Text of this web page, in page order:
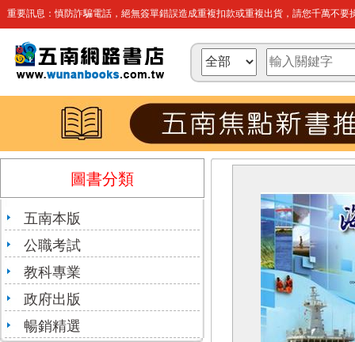
重要訊息：慎防詐騙電話，絕無簽單錯誤造成重複扣款或重複出貨，請您千萬不要
圖書分類
五南本版
公職考試
教科專業
政府出版
暢銷精選